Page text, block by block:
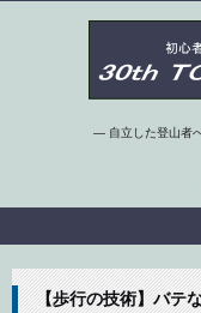
― 自立した登山者
【歩行の技術】バテ